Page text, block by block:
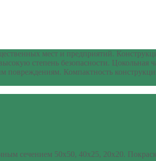
мест и предприятий.
степень безопасности. Цокольная
повреждениям. Компактность
сечением 50х50, 40х25, 20х20.